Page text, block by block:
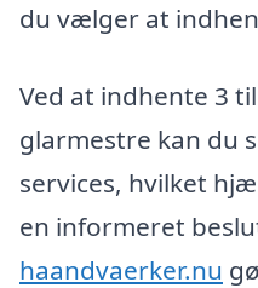
du vælger at
Ved at indhente 3
glarmestre kan du
services, hvilket
en informeret
haandvaerker.nu